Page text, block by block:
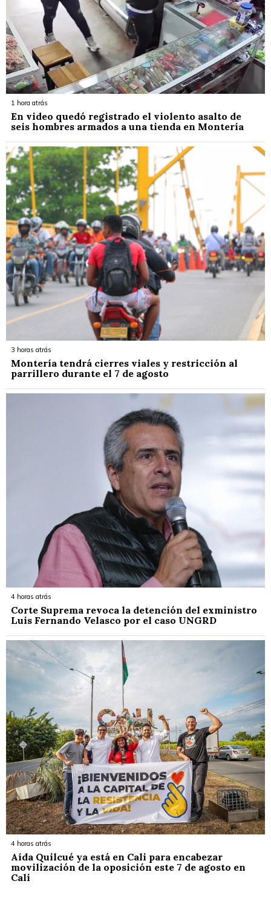
1 hora atrás
En video quedó registrado el violento asalto de
seis hombres armados a una tienda en Montería
3 horas atrás
Montería tendrá cierres viales y restricción al
parrillero durante el 7 de agosto
4 horas atrás
Corte Suprema revoca la detención del exministro
Luis Fernando Velasco por el caso UNGRD
4 horas atrás
Aída Quilcué ya está en Cali para encabezar
movilización de la oposición este 7 de agosto en
Cali